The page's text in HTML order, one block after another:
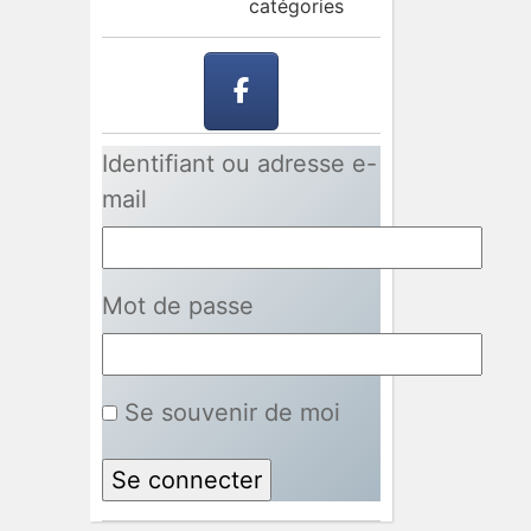
catégories
Identifiant ou adresse e-
mail
Mot de passe
Se souvenir de moi